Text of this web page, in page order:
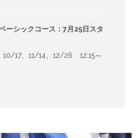
ーシックコース：7月25日スタ
17、11/14、12/26 12:15～